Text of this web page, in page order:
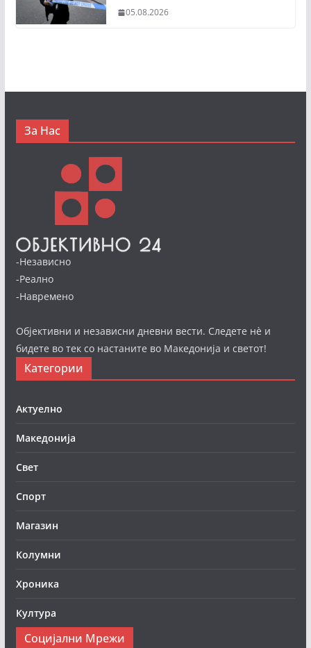
05.08.2026
За Нас
-Независно
-Реално
-Навремено
Објективни и независни дневни вести. Следете нè и
бидете во тек со настаните во Македонија и светот!
Категории
Актуелно
Македонија
Свет
Спорт
Магазин
Колумни
Хроника
Култура
Социјални Мрежи